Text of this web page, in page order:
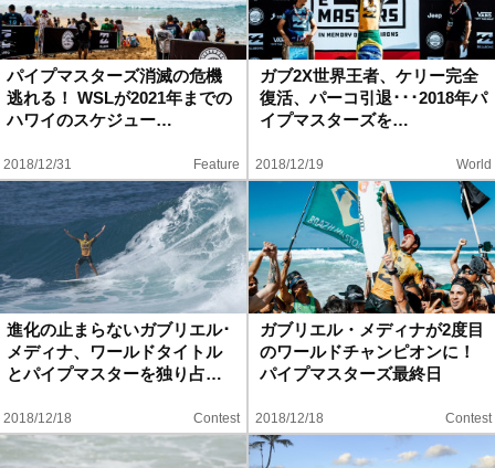
パイプマスターズ消滅の危機
逃れる！ WSLが2021年までの
ハワイのスケジュー…
2018/12/31 Feature
ガブ2X世界王者、ケリー完全
復活、パーコ引退･･･2018年パ
イプマスターズを…
2018/12/19 World
進化の止まらないガブリエル･
メディナ、ワールドタイトル
とパイプマスターを独り占…
2018/12/18 Contest
ガブリエル・メディナが2度目
のワールドチャンピオンに！
パイプマスターズ最終日
2018/12/18 Contest
試合
ハウツー
ウェストジャパン
イベント・リリース
FOLLOW US ON